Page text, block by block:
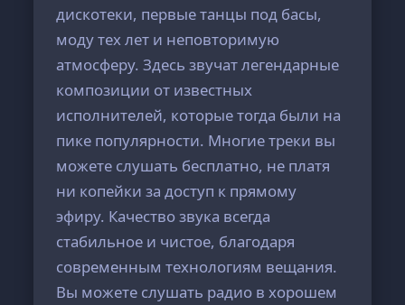
дискотеки, первые танцы под басы,
моду тех лет и неповторимую
атмосферу. Здесь звучат легендарные
композиции от известных
исполнителей, которые тогда были на
пике популярности. Многие треки вы
можете слушать бесплатно, не платя
ни копейки за доступ к прямому
эфиру. Качество звука всегда
стабильное и чистое, благодаря
современным технологиям вещания.
Вы можете слушать радио в хорошем